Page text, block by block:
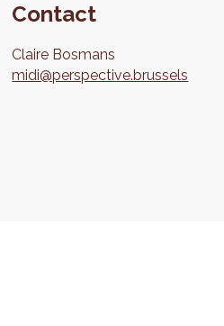
Contact
Claire Bosmans
midi@perspective.brussels